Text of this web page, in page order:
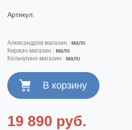
Артикул:
александров магазин : мало
киржач магазин : мало
кольчугино магазин : мало
19 890 руб.